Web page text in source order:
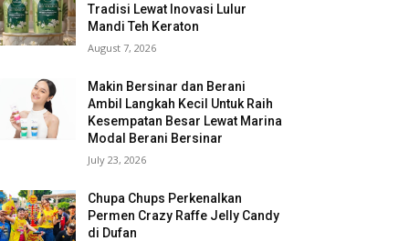
Tradisi Lewat Inovasi Lulur
Mandi Teh Keraton
August 7, 2026
Makin Bersinar dan Berani
Ambil Langkah Kecil Untuk Raih
Kesempatan Besar Lewat Marina
Modal Berani Bersinar
July 23, 2026
Chupa Chups Perkenalkan
Permen Crazy Raffe Jelly Candy
di Dufan